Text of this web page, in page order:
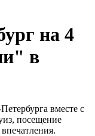
на 4
в
вместе с
посещение